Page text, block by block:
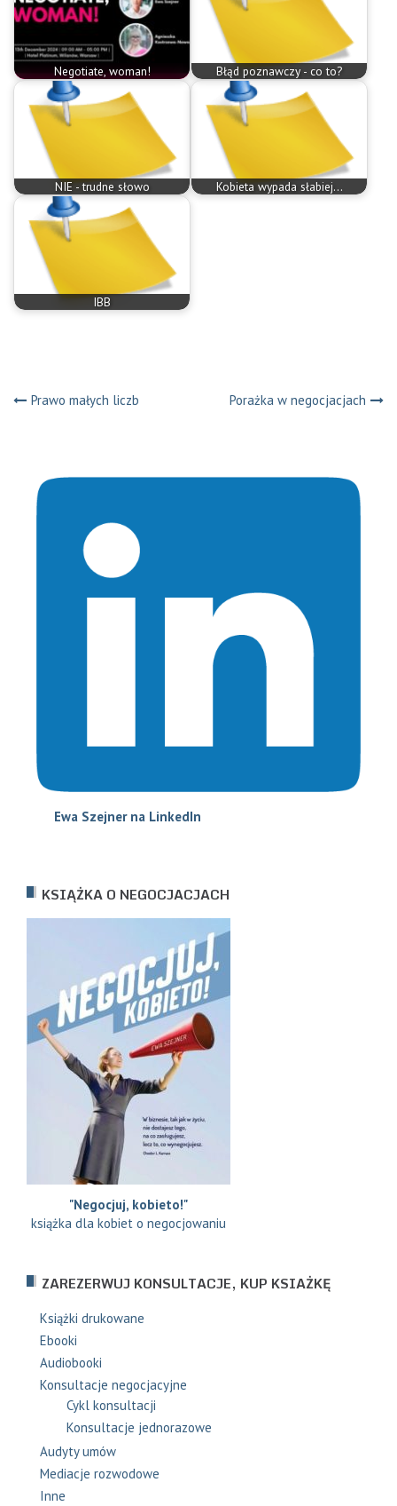
Negotiate, woman! Błąd poznawczy - co to?
NIE - trudne słowo Kobieta wypada słabiej...
IBB
Nawigacja
Prawo małych liczb Porażka w negocjacjach
Ewa Szejner na LinkedIn
KSIĄŻKA O NEGOCJACJACH
"Negocjuj, kobieto!"
książka dla kobiet o negocjowaniu
ZAREZERWUJ KONSULTACJE, KUP KSIAŻKĘ
Książki drukowane
Ebooki
Audiobooki
Konsultacje negocjacyjne
Cykl konsultacji
Konsultacje jednorazowe
Audyty umów
Mediacje rozwodowe
Inne